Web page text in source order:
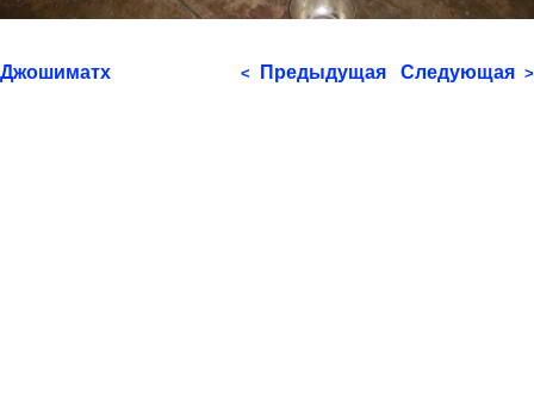
Джошиматх < Предыдущая Следующая >